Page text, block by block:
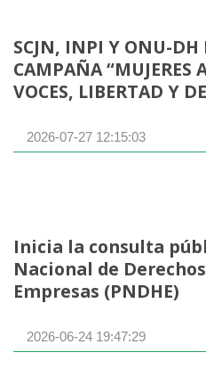
SCJN, INPI Y ONU-DH
CAMPAÑA “MUJERES
VOCES, LIBERTAD Y
2026-07-27 12:15:03
Inicia la consulta
Nacional de
Empresas (PNDHE)
2026-06-24 19:47:29